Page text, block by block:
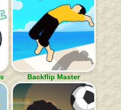
Backflip Master